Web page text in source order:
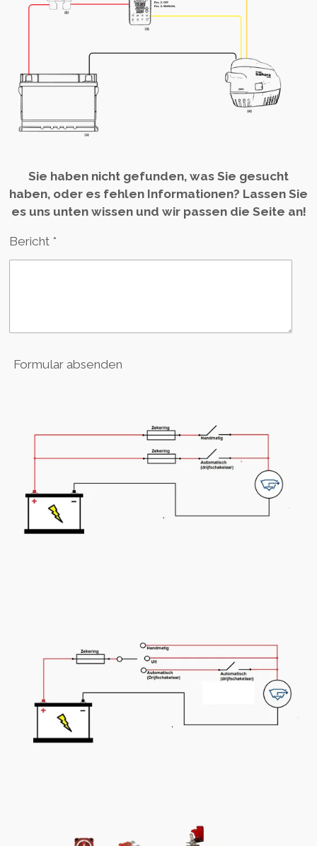
Sie haben nicht gefunden, was Sie gesucht
haben, oder es fehlen Informationen? Lassen Sie
es uns unten wissen und wir passen die Seite an!
Bericht *
Formular absenden